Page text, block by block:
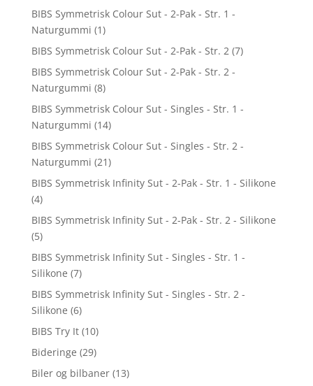
BIBS Symmetrisk Colour Sut - 2-Pak - Str. 1 -
Naturgummi (1)
BIBS Symmetrisk Colour Sut - 2-Pak - Str. 2 (7)
BIBS Symmetrisk Colour Sut - 2-Pak - Str. 2 -
Naturgummi (8)
BIBS Symmetrisk Colour Sut - Singles - Str. 1 -
Naturgummi (14)
BIBS Symmetrisk Colour Sut - Singles - Str. 2 -
Naturgummi (21)
BIBS Symmetrisk Infinity Sut - 2-Pak - Str. 1 - Silikone
(4)
BIBS Symmetrisk Infinity Sut - 2-Pak - Str. 2 - Silikone
(5)
BIBS Symmetrisk Infinity Sut - Singles - Str. 1 -
Silikone (7)
BIBS Symmetrisk Infinity Sut - Singles - Str. 2 -
Silikone (6)
BIBS Try It (10)
Bideringe (29)
Biler og bilbaner (13)